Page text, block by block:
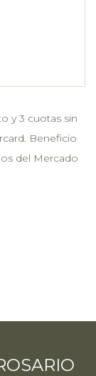
y 3 cuotas sin
Beneficio
del Mercado